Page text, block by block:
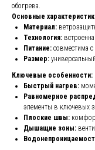
обогрева.
Основные
Материал:
Технология:
Питание: совместима
Размер: универсальный
Ключевые особенности:
Быстрый нагрев:
Равномерное
элементы в ключевых
Плоские швы:
Дышащие зоны: